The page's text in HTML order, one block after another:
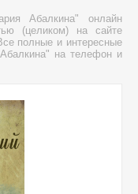
Абалкина" онлайн
(целиком) на сайте
полные и интересные
на телефон и